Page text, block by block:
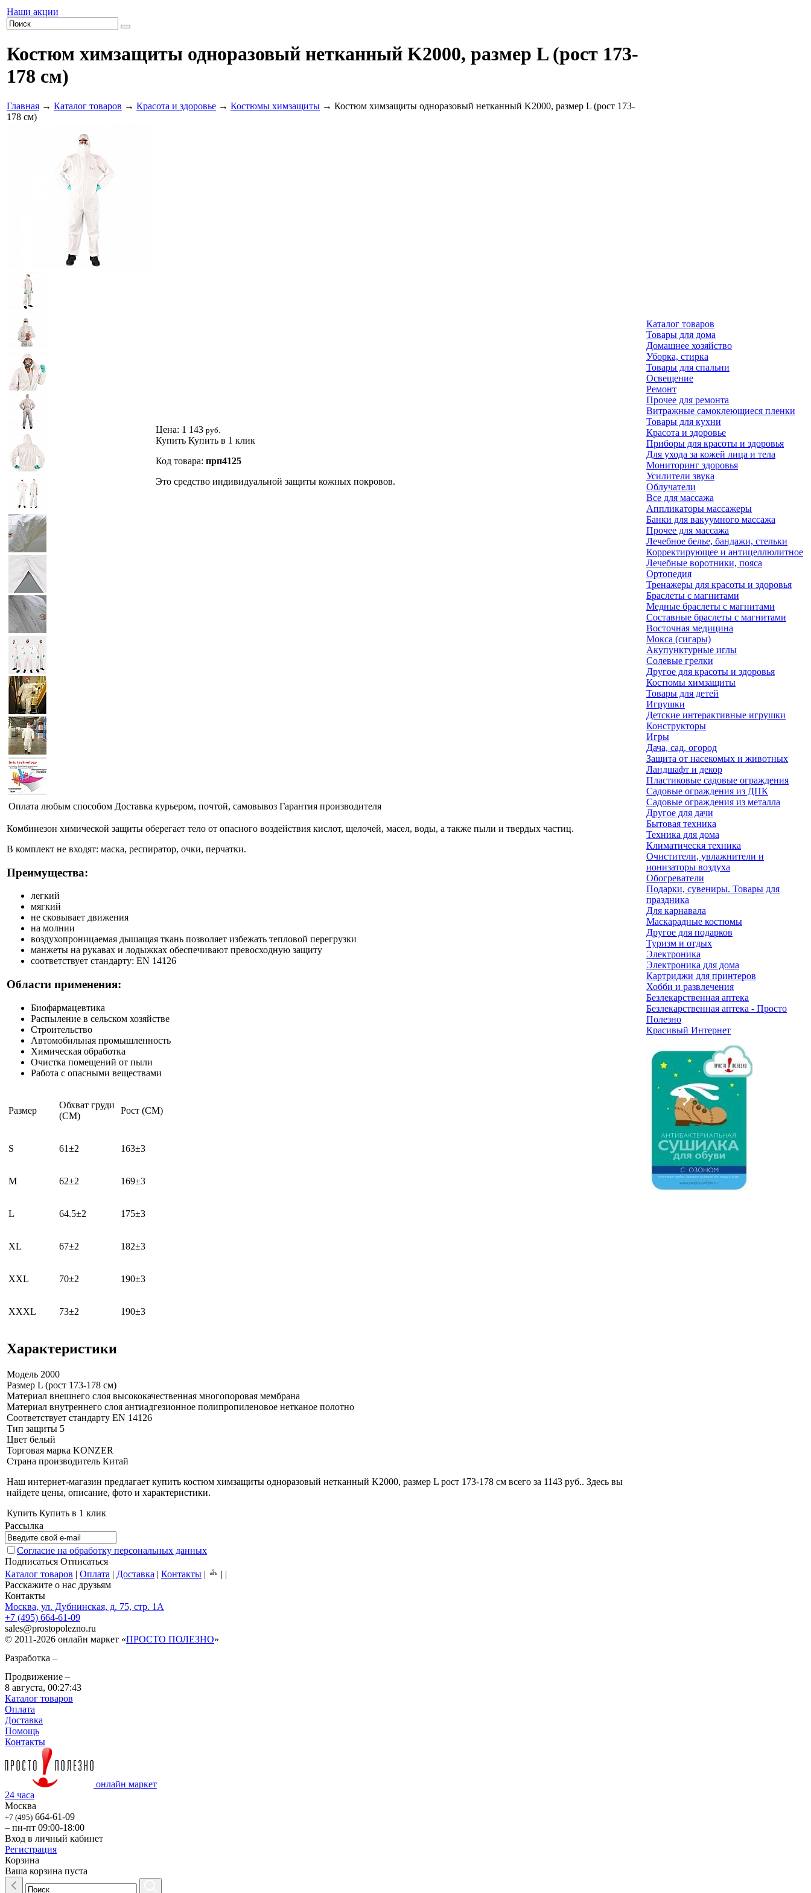
Наши акции
Костюм химзащиты одноразовый нетканный K2000, размер L (рост 173-
178 см)
Главная → Каталог товаров → Красота и здоровье → Костюмы химзащиты → Костюм химзащиты одноразовый нетканный K2000, размер L (рост 173-
178 см)
Цена: 1 143 руб.
Купить Купить в 1 клик
Код товара: прп4125
Это средство индивидуальной защиты кожных покровов.
Оплата любым способом Доставка курьером, почтой, самовывоз Гарантия производителя
Комбинезон химической защиты оберегает тело от опасного воздействия кислот, щелочей, масел, воды, а также пыли и твердых частиц.
В комплект не входят: маска, респиратор, очки, перчатки.
Преимущества:
легкий
мягкий
не сковывает движения
на молнии
воздухопроницаемая дышащая ткань позволяет избежать тепловой перегрузки
манжеты на рукавах и лодыжках обеспечивают превосходную защиту
соответствует стандарту: EN 14126
Области применения:
Биофармацевтика
Распыление в сельском хозяйстве
Строительство
Автомобильная промышленность
Химическая обработка
Очистка помещений от пыли
Работа с опасными веществами
Размер
Обхват груди
(CM)
Рост (CM)
S 61±2 163±3
M 62±2 169±3
L 64.5±2 175±3
XL 67±2 182±3
XXL 70±2 190±3
XXXL 73±2 190±3
Характеристики
Модель 2000
Размер L (рост 173-178 см)
Материал внешнего слоя высококачественная многопоровая мембрана
Материал внутреннего слоя антиадгезионное полипропиленовое нетканое полотно
Соответствует стандарту EN 14126
Тип защиты 5
Цвет белый
Торговая марка KONZER
Страна производитель Китай
Наш интернет-магазин предлагает купить костюм химзащиты одноразовый нетканный K2000, размер L рост 173-178 см всего за 1143 руб.. Здесь вы
найдете цены, описание, фото и характеристики.
Купить Купить в 1 клик
Каталог товаров
Товары для дома
Домашнее хозяйство
Уборка, стирка
Товары для спальни
Освещение
Ремонт
Прочее для ремонта
Витражные самоклеющиеся пленки
Товары для кухни
Красота и здоровье
Приборы для красоты и здоровья
Для ухода за кожей лица и тела
Мониторинг здоровья
Усилители звука
Облучатели
Все для массажа
Аппликаторы массажеры
Банки для вакуумного массажа
Прочее для массажа
Лечебное белье, бандажи, стельки
Корректирующее и антицеллюлитное
Лечебные воротники, пояса
Ортопедия
Тренажеры для красоты и здоровья
Браслеты с магнитами
Медные браслеты с магнитами
Составные браслеты с магнитами
Восточная медицина
Мокса (сигары)
Акупунктурные иглы
Солевые грелки
Другое для красоты и здоровья
Костюмы химзащиты
Товары для детей
Игрушки
Детские интерактивные игрушки
Конструкторы
Игры
Дача, сад, огород
Защита от насекомых и животных
Ландшафт и декор
Пластиковые садовые ограждения
Садовые ограждения из ДПК
Садовые ограждения из металла
Другое для дачи
Бытовая техника
Техника для дома
Климатическя техника
Очистители, увлажнители и
ионизаторы воздуха
Обогреватели
Подарки, сувениры. Товары для
праздника
Для карнавала
Маскарадные костюмы
Другое для подарков
Туризм и отдых
Электроника
Электроника для дома
Картриджи для принтеров
Хобби и развлечения
Безлекарственная аптека
Безлекарственная аптека - Просто
Полезно
Красивый Интернет
Рассылка
Согласие на обработку персональных данных
Подписаться Отписаться
Каталог товаров | Оплата | Доставка | Контакты | | |
Расскажите о нас друзьям
Контакты
Москва, ул. Дубнинская, д. 75, стр. 1А
+7 (495) 664-61-09
sales@prostopolezno.ru
© 2011-2026 онлайн маркет «ПРОСТО ПОЛЕЗНО»
Разработка –
Продвижение –
8 августа, 00:27:43
Каталог товаров
Оплата
Доставка
Помощь
Контакты
онлайн маркет
24 часа
Москва
+7 (495) 664-61-09
– пн-пт 09:00-18:00
Вход в личный кабинет
Регистрация
Корзина
Ваша корзина пуста